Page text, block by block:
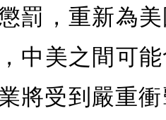
罰，重新為
中美之間可
將受到嚴重